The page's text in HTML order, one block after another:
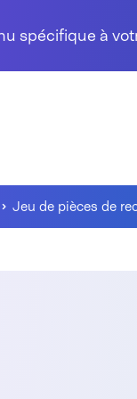
spécifique à
Jeu de pièces de